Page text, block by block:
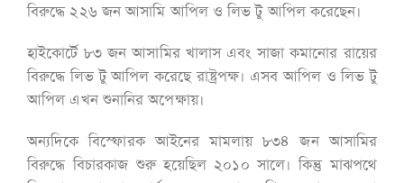
বিরুদ্ধে ২২৬ জন আসামি আপিল ও লিভ টু আপিল করেছেন।
হাইকোর্টে ৮৩ জন আসামির খালাস এবং সাজা কমানোর রায়ের
বিরুদ্ধে লিভ টু আপিল করেছে রাষ্ট্রপক্ষ। এসব আপিল ও লিভ টু
আপিল এখন শুনানির অপেক্ষায়।
অন্যদিকে বিস্ফোরক আইনের মামলায় ৮৩৪ জন আসামির
বিরুদ্ধে বিচারকাজ শুরু হয়েছিল ২০১০ সালে। কিন্তু মাঝপথে